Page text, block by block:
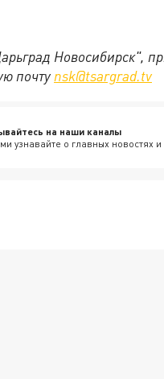
Новосибирск",
почту nsk@tsargrad.tv
на наши каналы
узнавайте о главных новостях